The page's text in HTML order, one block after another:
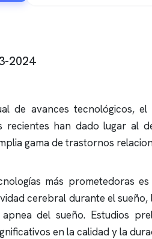
2024
de avances tecnológicos,
recientes han dado lugar al
gama de trastornos
más prometedoras
cerebral durante el
apnea del sueño. Estudios
en la calidad y la